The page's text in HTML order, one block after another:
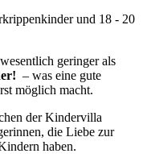
und 18 - 20
geringer als
– was eine gute
möglich macht.
der Kindervilla
die Liebe zur
haben.